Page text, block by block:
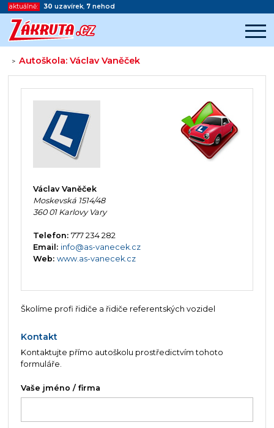
aktuálně: 30 uzavírek, 7 nehod
>Autoškola: Václav Vaněček
Začátek reklamy
Konec reklamy
Václav Vaněček
Moskevská 1514/48
360 01 Karlovy Vary
Telefon: 777 234 282
Email: info@as-vanecek.cz
Web: www.as-vanecek.cz
Školíme profi řidiče a řidiče referentských vozidel
Kontakt
Kontaktujte přímo autoškolu prostředictvím tohoto
formuláře.
Vaše jméno / firma